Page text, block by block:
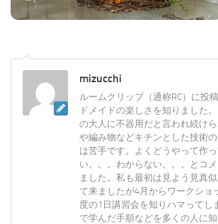
mizucchi
ルームクリップ（通称RC）に投
ドメイドの楽しさを知りました
の大人に不器用だと言われ続け
や編み物などキチンとした技術
は苦手です。よくどうやって作
い。。。わからない。。。とコ
ました。私も最初は見よう見真
て来ましたが4月からワークショ
度の1日講習会を知りハマってし
で学んだ手順などを多くの人に